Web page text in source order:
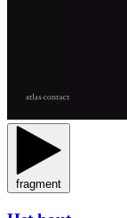
fragment